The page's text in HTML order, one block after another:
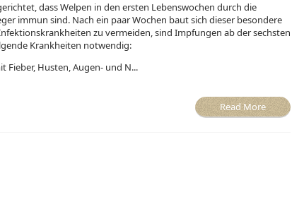
dass Welpen in den ersten Lebenswochen durch die
immun sind. Nach ein paar Wochen baut sich dieser besondere
zu vermeiden, sind Impfungen ab der sechsten
Krankheiten notwendig:
Fieber, Husten, Augen- und N...
Read More